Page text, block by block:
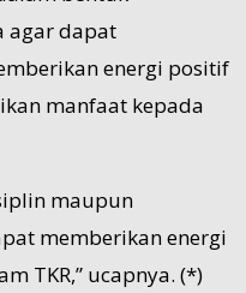
agar dapat
energi positif
manfaat kepada
maupun
memberikan energi
TKR,” ucapnya. (*)